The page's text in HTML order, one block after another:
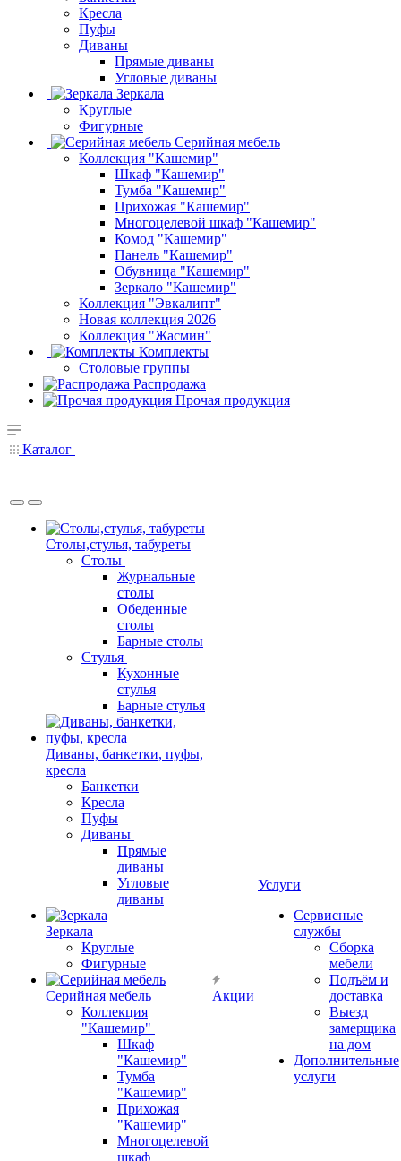
Кресла
Пуфы
Диваны
Прямые диваны
Угловые диваны
Зеркала
Круглые
Фигурные
Серийная мебель
Коллекция "Кашемир"
Шкаф "Кашемир"
Тумба "Кашемир"
Прихожая "Кашемир"
Многоцелевой шкаф "Кашемир"
Комод "Кашемир"
Панель "Кашемир"
Обувница "Кашемир"
Зеркало "Кашемир"
Коллекция "Эвкалипт"
Новая коллекция 2026
Коллекция "Жасмин"
Комплекты
Столовые группы
Распродажа
Прочая продукция
Каталог
Столы,стулья, табуреты
Столы
Журнальные
столы
Обеденные
столы
Барные столы
Стулья
Кухонные
стулья
Барные стулья
Диваны, банкетки, пуфы,
кресла
Банкетки
Кресла
Пуфы
Диваны
Прямые
диваны
Угловые
диваны
Зеркала
Круглые
Фигурные
Серийная мебель
Коллекция
"Кашемир"
Шкаф
"Кашемир"
Тумба
"Кашемир"
Прихожая
"Кашемир"
Многоцелевой
шкаф
Акции
Услуги
Сервисные
службы
Сборка
мебели
Подъём и
доставка
Выезд
замерщика
на дом
Дополнительные
услуги